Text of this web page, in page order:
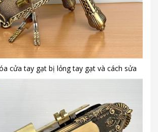
cửa tay gạt bị lỏng tay gạt và cách sửa